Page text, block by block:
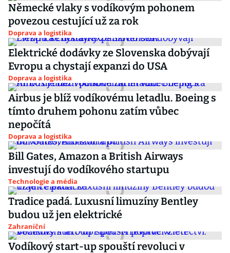
Německé vlaky s vodíkovým pohonem
povezou cestující už za rok
Doprava a logistika
Elektrické dodávky ze Slovenska dobývají
Evropu a chystají expanzi do USA
Doprava a logistika
Airbus je blíž vodíkovému letadlu. Boeing s
tímto druhem pohonu zatím vůbec
nepočítá
Doprava a logistika
Bill Gates, Amazon a British Airways
investují do vodíkového startupu
Technologie a média
Tradice padá. Luxusní limuzíny Bentley
budou už jen elektrické
Zahraniční
Vodíkový start-up spouští revoluci v